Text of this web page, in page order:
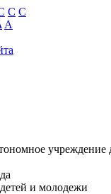
C C
A
учреждение
и молодежи